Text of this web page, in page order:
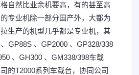
自然比业余机要高，有的甚至高
专业机除一部分国产外，大都为
生产的机型几乎都是专业机，其
GP88S 、GP2000 、GP328/338
、GH300 、GM338/398车载
的T2000系列车载台，协同公司